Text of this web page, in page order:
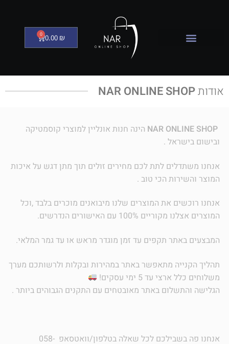
0.00 ₪
0
אודותNAR ONLINE SHOP
הינה חנות אונליין למוצרי קוסמטיקה
ובישום בישראל .
אנחנו משתדלים לתת לכם מחירים זולים תוך מתן דגש על איכות
המוצר והשירות הכי טוב .
אנחנו רוכשים את המוצרים שלנו מיבואנים מוכרים בלבד ,וכל
המוצרים אצלנו מקוריים 100% עם האישורים הנדרשים.
המבצעים באתר תקפים עד זמן מוגדר מראש או עד גמר המלאי.
תהליך הקנייה מתאפשר באתר במהירות ובקלות ולרשותכם מערך
משלוחים כלל ארצי עד 5 ימי עסקים!
הגלישה והתשלום באתר מאובטחים עם התקנים הגבוהים ביותר .
אנחנו פה בשבילכם לכל שאלה בטלפון/וואטסאפ 058-